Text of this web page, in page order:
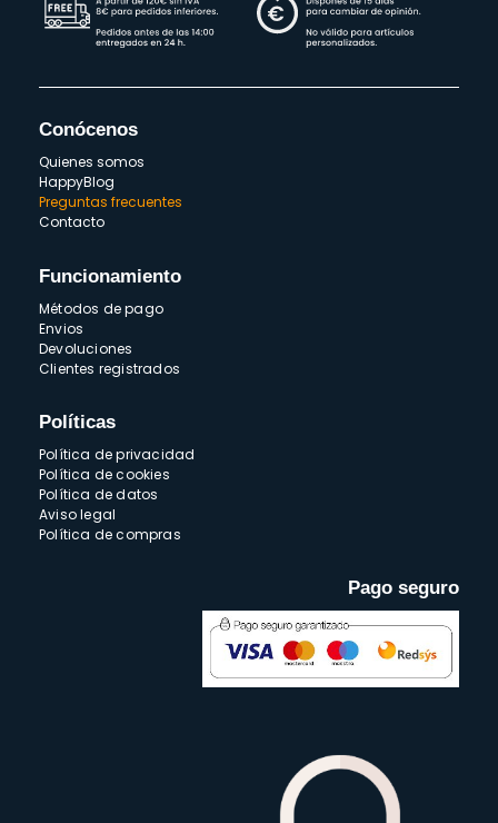
Conócenos
Quienes somos
HappyBlog
Preguntas frecuentes
Contacto
Funcionamiento
Métodos de pago
Envios
Devoluciones
Clientes registrados
Políticas
Política de privacidad
Política de cookies
Política de datos
Aviso legal
Política de compras
Pago seguro